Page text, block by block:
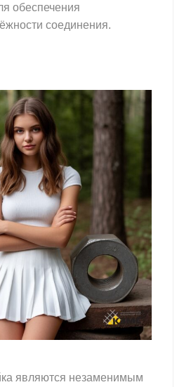
обеспечения
соединения.
являются незаменимым